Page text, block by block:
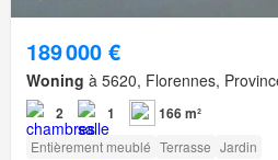
189 000 €
Woning à 5620, Florennes,
2 1 166 m²
Entièrement meublé Terrasse Jardin